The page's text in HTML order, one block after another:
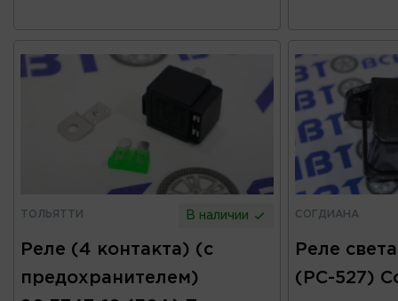
ТОЛЬЯТТИ В наличии
Реле (4 контакта) (с
предохранителем)
СОГДИАНА
Реле
(РС-527)